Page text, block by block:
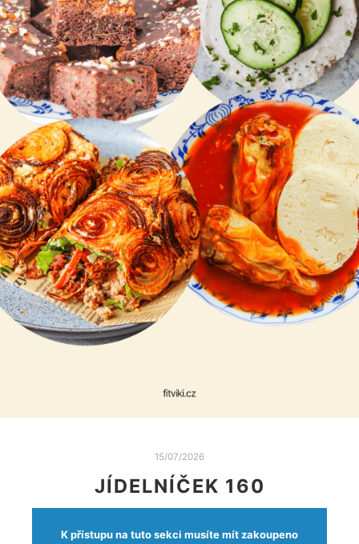
15/07/2026
JÍDELNÍČEK 160
K přístupu na tuto sekci musíte mít zakoupeno